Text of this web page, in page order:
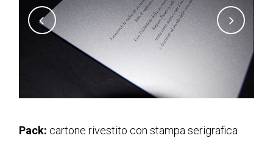
Pack: cartone rivestito con stampa serigrafica